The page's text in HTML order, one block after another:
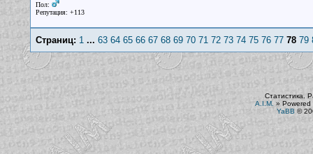
Пол:
Репутация: +113
Страниц: 1... 63 64 65 66 67 68 69 70 71 72 73 74 75 76 77 78 79
Статистика.
A.I.M. » Powered
YaBB ©